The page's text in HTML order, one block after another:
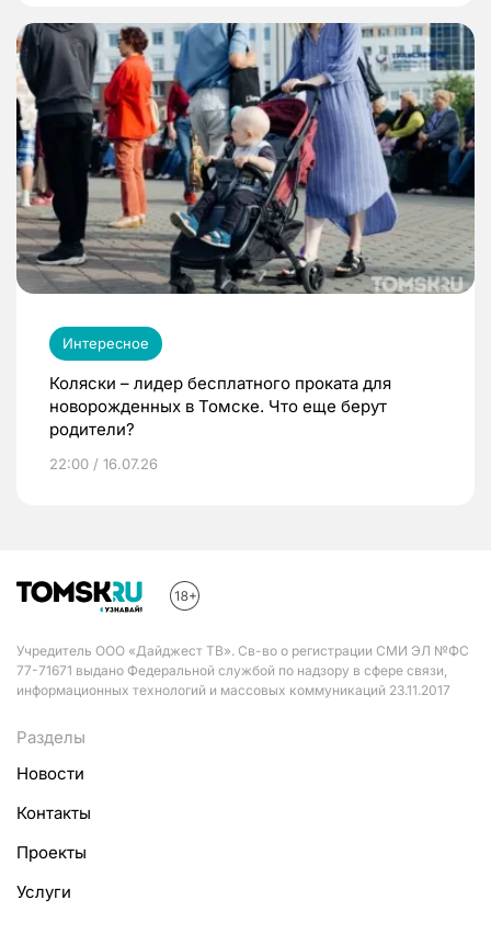
Интересное
Коляски – лидер бесплатного проката для
новорожденных в Томске. Что еще берут
родители?
22:00 / 16.07.26
Учредитель ООО «Дайджест ТВ». Св-во о регистрации СМИ ЭЛ №ФС
77-71671 выдано Федеральной службой по надзору в сфере связи,
информационных технологий и массовых коммуникаций 23.11.2017
Разделы
Новости
Контакты
Проекты
Услуги